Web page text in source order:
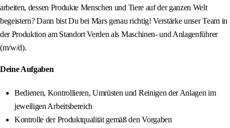
arbeiten, dessen Produkte Menschen und Tiere auf der ganzen Welt
begeistern? Dann bist Du bei Mars genau richtig! Verstärke unser Team in
der Produktion am Standort Verden als Maschinen- und Anlagenführer
(m/w/d).
Deine Aufgaben
Bedienen, Kontrollieren, Umrüsten und Reinigen der Anlagen im
jeweiligen Arbeitsbereich
Kontrolle der Produktqualität gemäß den Vorgaben